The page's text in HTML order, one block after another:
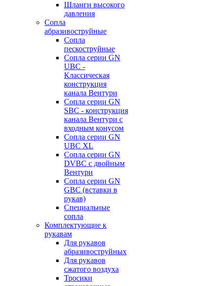
Шланги высокого
давления
Сопла
абразивоструйные
Сопла
пескоструйные
Сопла серии GN
UBC -
Классическая
конструкция
канала Вентури
Сопла серии GN
SBC - конструкция
канала Вентури c
входным конусом
Сопла серии GN
UBC XL
Сопла серии GN
DVBC с двойным
Вентури
Сопла серии GN
GBC (вставки в
рукав)
Специальные
сопла
Комплектующие к
рукавам
Для рукавов
абразивоструйных
Для рукавов
сжатого воздуха
Тросики